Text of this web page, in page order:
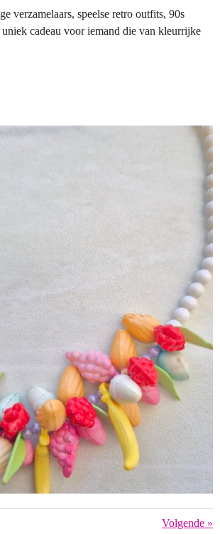
verzamelaars, speelse retro outfits, 90s
cadeau voor iemand die van kleurrijke
Volgende »